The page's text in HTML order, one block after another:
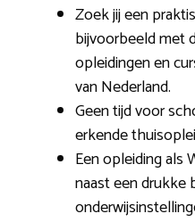
Zoek jij een
bijvoorbeeld met
opleidingen en
van Nederland.
Geen tijd voor
erkende
Een opleiding als
naast een drukke